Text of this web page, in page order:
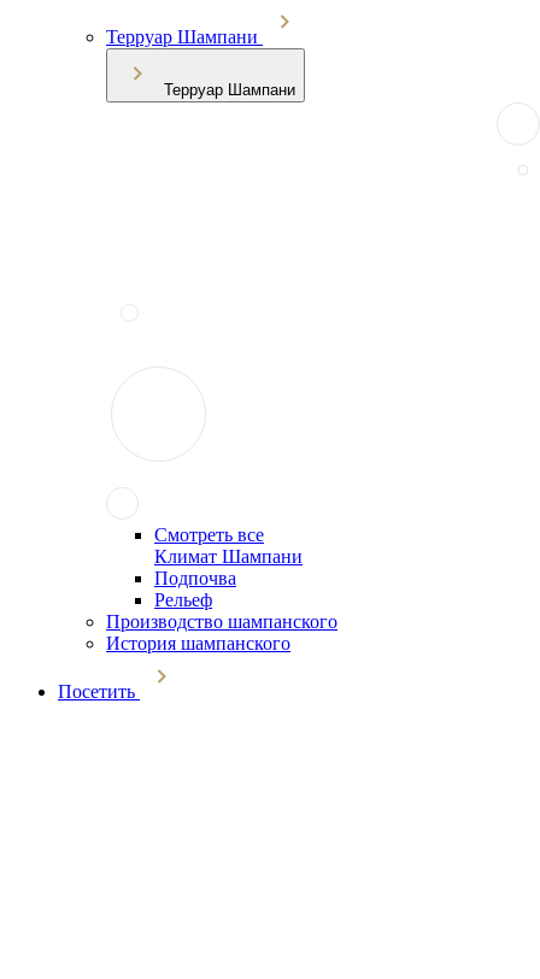
Терруар Шампани
Терруар Шампани
Смотреть все
Климат Шампани
Подпочва
Рельеф
Производство шампанского
История шампанского
Посетить